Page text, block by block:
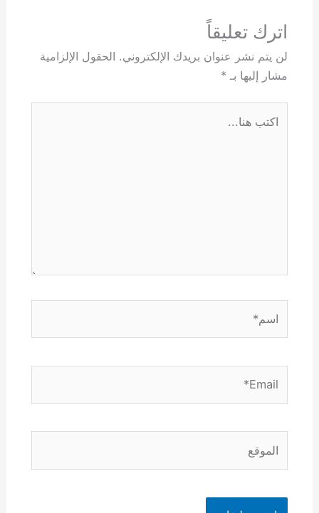
اترك تعليقاً
لن يتم نشر عنوان بريدك الإلكتروني. الحقول الإلزامية
مشار إليها بـ *
هنا...